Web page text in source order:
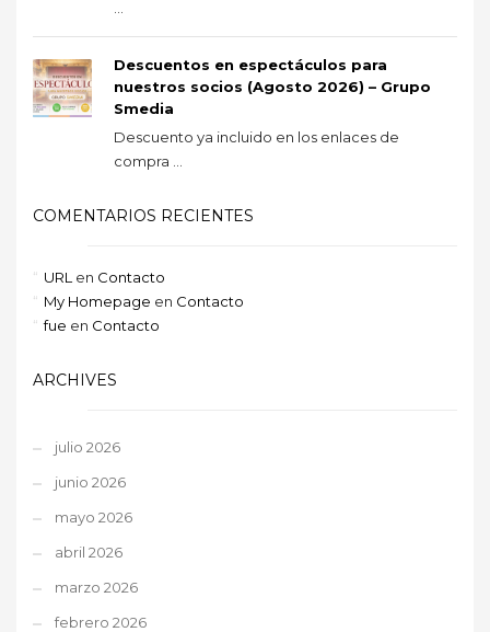
Descuentos en espectáculos para
nuestros socios (Agosto 2026) – Grupo
Smedia
Descuento ya incluido en los enlaces de
compra ...
COMENTARIOS RECIENTES
URL en Contacto
My Homepage en Contacto
fue en Contacto
ARCHIVES
julio 2026
junio 2026
mayo 2026
abril 2026
marzo 2026
febrero 2026